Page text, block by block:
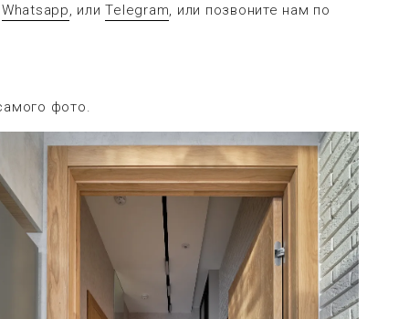
Whatsapp, илиTelegram, или позвоните нам по
фото.